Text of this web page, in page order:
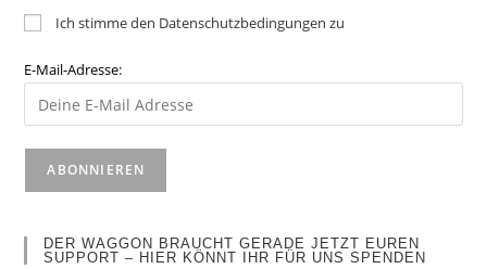
Ich stimme den Datenschutzbedingungen zu
E-Mail-Adresse:
DER WAGGON BRAUCHT GERADE JETZT EUREN
SUPPORT – HIER KÖNNT IHR FÜR UNS SPENDEN